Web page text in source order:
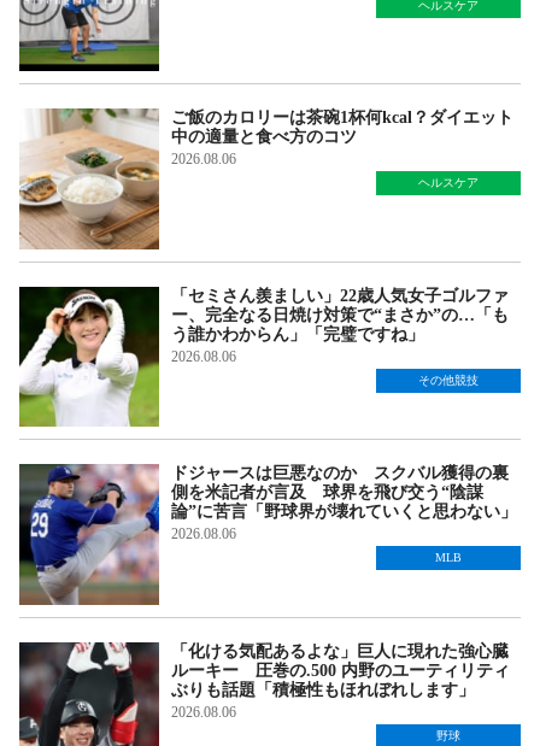
ヘルスケア
ご飯のカロリーは茶碗1杯何kcal？ダイエット
中の適量と食べ方のコツ
2026.08.06
ヘルスケア
「セミさん羨ましい」22歳人気女子ゴルファ
ー、完全なる日焼け対策で“まさか”の…「も
う誰かわからん」「完璧ですね」
2026.08.06
その他競技
ドジャースは巨悪なのか スクバル獲得の裏
側を米記者が言及 球界を飛び交う“陰謀
論”に苦言「野球界が壊れていくと思わない」
2026.08.06
MLB
「化ける気配あるよな」巨人に現れた強心臓
ルーキー 圧巻の.500 内野のユーティリティ
ぶりも話題「積極性もほれぼれします」
2026.08.06
野球